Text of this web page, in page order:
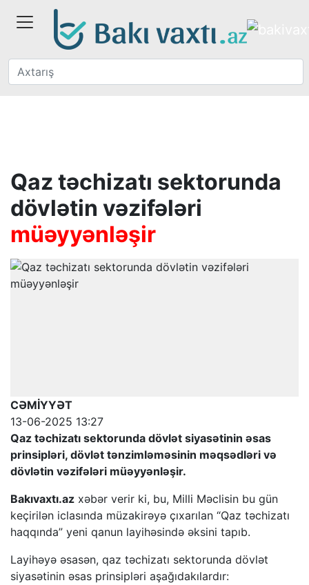
Qaz təchizatı sektorunda
dövlətin vəzifələri
müəyyənləşir
CƏMİYYƏT
13-06-2025 13:27
Qaz təchizatı sektorunda dövlət siyasətinin əsas
prinsipləri, dövlət tənzimləməsinin məqsədləri və
dövlətin vəzifələri müəyyənləşir.
Bakıvaxtı.az xəbər verir ki, bu, Milli Məclisin bu gün
keçirilən iclasında müzakirəyə çıxarılan “Qaz təchizatı
haqqında” yeni qanun layihəsində əksini tapıb.
Layihəyə əsasən, qaz təchizatı sektorunda dövlət
siyasətinin əsas prinsipləri aşağıdakılardır: